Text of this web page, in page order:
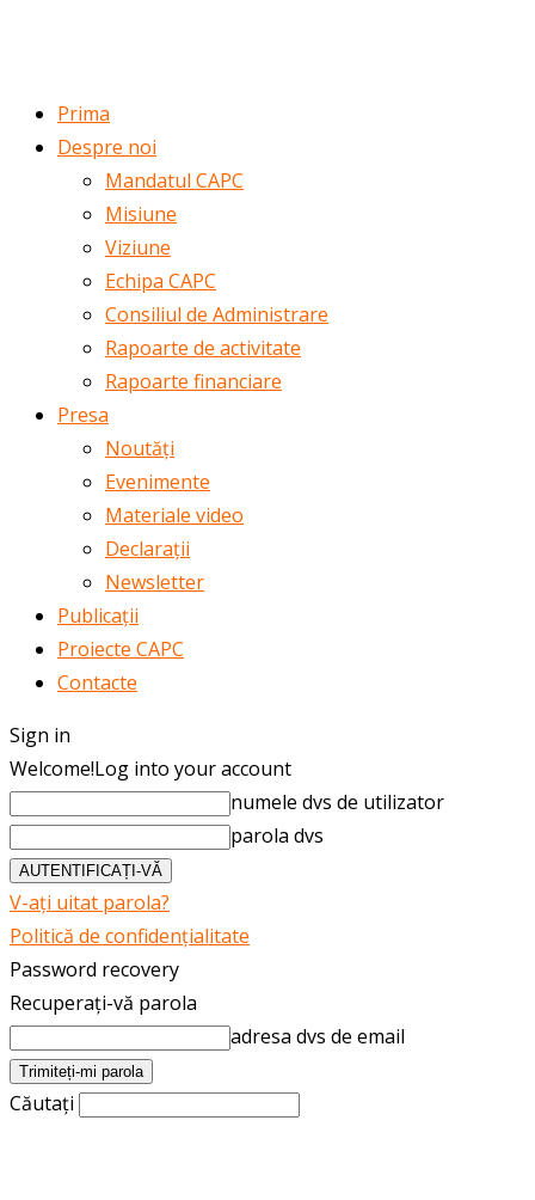
Prima
Despre noi
Mandatul CAPC
Misiune
Viziune
Echipa CAPC
Consiliul de Administrare
Rapoarte de activitate
Rapoarte financiare
Presa
Noutăți
Evenimente
Materiale video
Declarații
Newsletter
Publicații
Proiecte CAPC
Contacte
Sign in
Welcome!Log into your account
numele dvs de utilizator
parola dvs
V-ați uitat parola?
Politică de confidențialitate
Password recovery
Recuperați-vă parola
adresa dvs de email
Căutați